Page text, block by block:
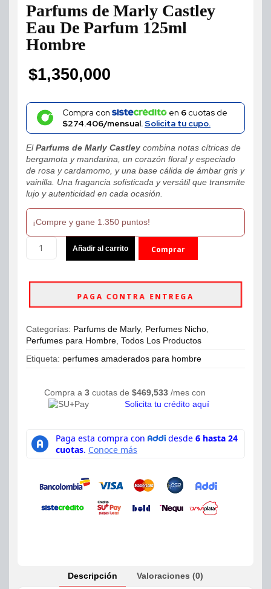
Parfums de Marly Castley
Eau De Parfum 125ml
Hombre
$1,350,000
Compra con en 6cuotas de
$274.406/mensual.Solicita tu cupo.
ElParfums de Marly Castley combina notas cítricas de
bergamota y mandarina, un corazón floral y especiado
de rosa y cardamomo, y una base cálida de ámbar gris y
vainilla. Una fragancia sofisticada y versátil que transmite
lujo y autenticidad en cada ocasión.
¡Compre y gane 1.350 puntos!
Parfum
Hombre
cantidad
Añadir al carrito Comprar
PAGA CONTRA ENTREGA
Categorías: Parfums de Marly, Perfumes Nicho
Perfumes para Hombre Todos Los Productos
Etiqueta: perfumes amaderados para hombre
Compra a 3 cuotas de $469,533 /mes con
Solicita tu crédito aquí
Descripción Valoraciones (0)